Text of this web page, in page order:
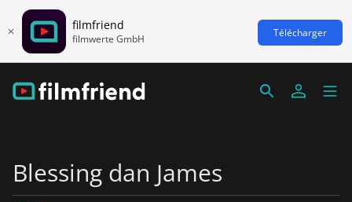
filmfriend
filmwerte GmbH Télécharger
Blessing dan James